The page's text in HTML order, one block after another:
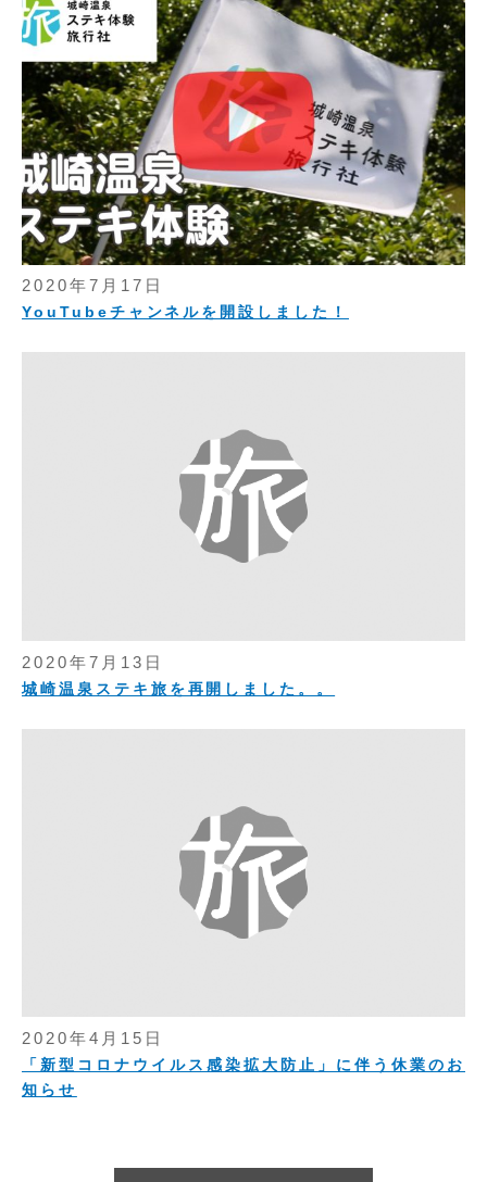
2020年7月17日
YouTubeチャンネルを開設しました！
2020年7月13日
城崎温泉ステキ旅を再開しました。。
2020年4月15日
「新型コロナウイルス感染拡大防止」に伴う休業のお
知らせ